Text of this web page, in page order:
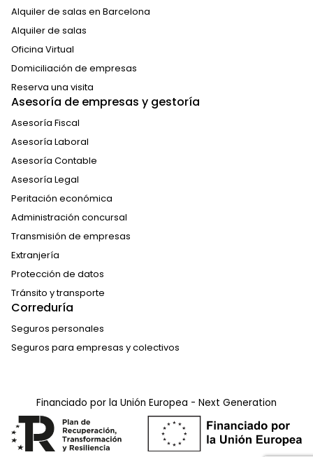
Alquiler de salas en Barcelona
Alquiler de salas
Oficina Virtual
Domiciliación de empresas
Reserva una visita
Asesoría de empresas y gestoría
Asesoría Fiscal
Asesoría Laboral
Asesoría Contable
Asesoría Legal
Peritación económica
Administración concursal
Transmisión de empresas
Extranjería
Protección de datos
Tránsito y transporte
Correduría
Seguros personales
Seguros para empresas y colectivos
Financiado por la Unión Europea - Next Generation